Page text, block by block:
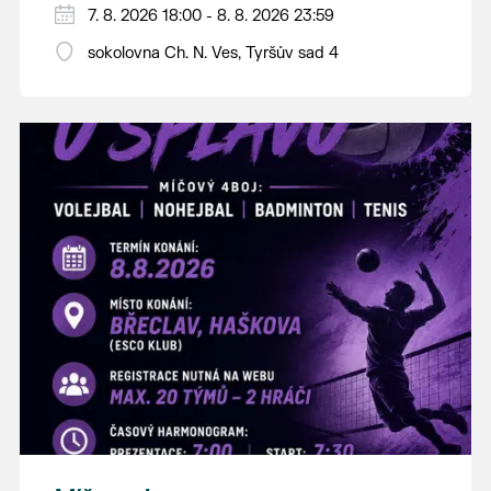
PÁTEK 7. srpna
18:00 - ruční stavění máje
14:00 - krojový průvod pro stárky od
hostince “U Buvola”
16:00 - odpolední zábava na sokolovně
21:00 - večerní zábava
K tanci a poslechu bude hrát DH
Lanžhotčané.
Těšíme se na Vás!
7. 8. 2026 18:00 - 8. 8. 2026 23:59
sokolovna Ch. N. Ves, Tyršův sad 4